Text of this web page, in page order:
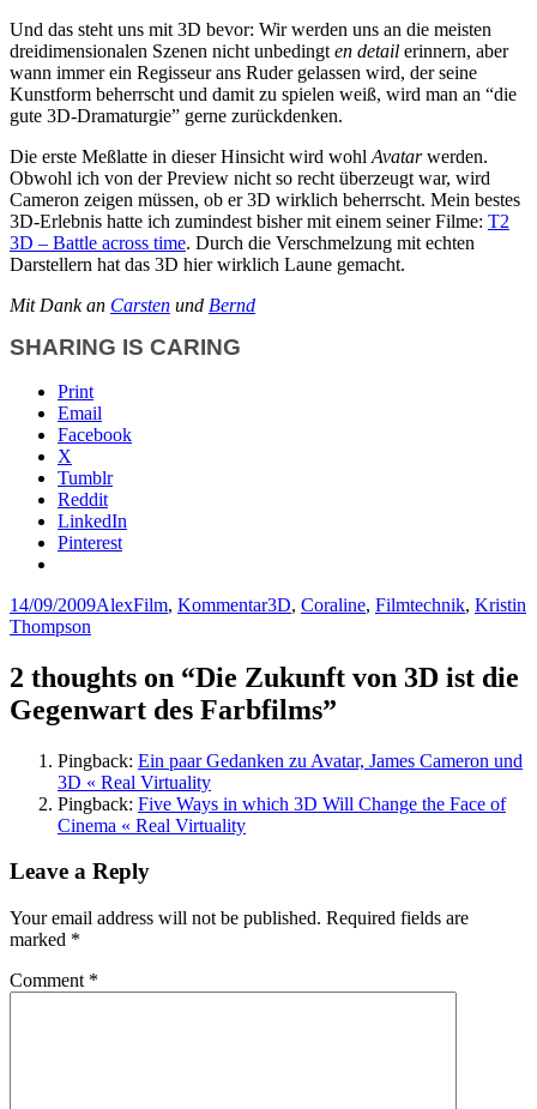
Und das steht uns mit 3D bevor: Wir werden uns an die meisten
dreidimensionalen Szenen nicht unbedingt en detail erinnern, aber
wann immer ein Regisseur ans Ruder gelassen wird, der seine
Kunstform beherrscht und damit zu spielen weiß, wird man an “die
gute 3D-Dramaturgie” gerne zurückdenken.
Die erste Meßlatte in dieser Hinsicht wird wohl Avatarwerden.
Obwohl ich von der Preview nicht so recht überzeugt war, wird
Cameron zeigen müssen, ob er 3D wirklich beherrscht. Mein bestes
3D-Erlebnis hatte ich zumindest bisher mit einem seiner Filme: T2
3D – Battle across time. Durch die Verschmelzung mit echten
Darstellern hat das 3D hier wirklich Laune gemacht.
Mit Dank an Carsten und Bernd
SHARING IS CARING
Print
Email
Facebook
X
Tumblr
Reddit
LinkedIn
Pinterest
Posted
on
14/09/2009Author
AlexCategories
Film, KommentarTags
3D, Coraline, Filmtechnik, Kristin
Thompson
2 thoughts on “Die Zukunft von 3D ist die
Gegenwart des Farbfilms”
Pingback: Ein paar Gedanken zu Avatar, James Cameron und
3D « Real Virtuality
Pingback: Five Ways in which 3D Will Change the Face of
Cinema « Real Virtuality
Leave a Reply
Your email address will not be published. Required fields are
marked *
Comment *